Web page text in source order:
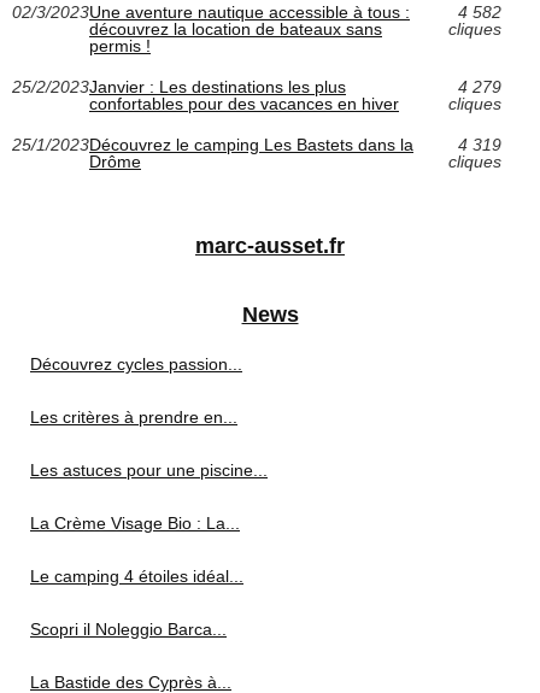
02/3/2023Une aventure nautique accessible à tous :
découvrez la location de bateaux sans
permis !
4 582
cliques
25/2/2023Janvier : Les destinations les plus
confortables pour des vacances en hiver
4 279
cliques
25/1/2023Découvrez le camping Les Bastets dans la
Drôme
4 319
cliques
marc-ausset.fr
News
Découvrez cycles passion...
Les critères à prendre en...
Les astuces pour une piscine...
La Crème Visage Bio : La...
Le camping 4 étoiles idéal...
Scopri il Noleggio Barca...
La Bastide des Cyprès à...